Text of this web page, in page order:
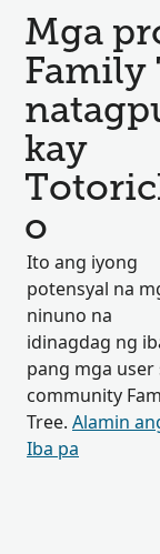
Mga
Family
kay
o
Ito ang iyong
potensyal na
ninuno na
idinagdag ng
pang mga user
community
Tree. Alamin
Iba pa